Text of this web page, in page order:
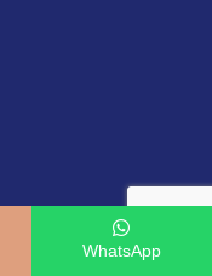
WhatsApp